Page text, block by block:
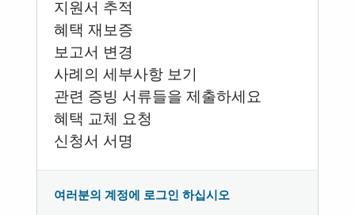
지원서 추적
혜택 재보증
보고서 변경
사례의 세부사항 보기
관련 증빙 서류들을 제출하세요
혜택 교체 요청
신청서 서명
여러분의 계정에 로그인 하십시오